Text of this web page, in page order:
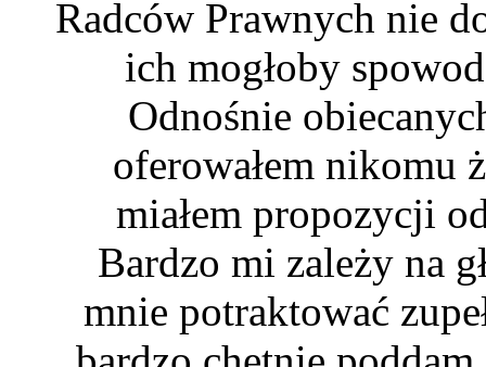
Radców Prawnych nie
ich mogłoby
Odnośnie
oferowałem nikomu
miałem propozycji
Bardzo mi zależy na
mnie potraktować